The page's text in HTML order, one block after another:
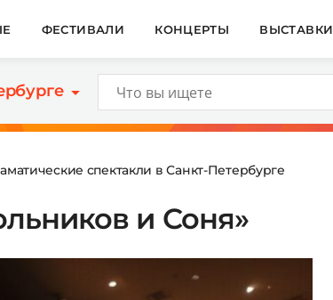
ФЕСТИВАЛИ КОНЦЕРТЫ ВЫСТАВКИ
спектакли в Санкт-Петербурге
и Соня»